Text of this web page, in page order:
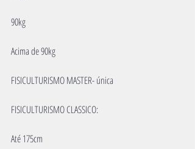
90kg
Acima de 90kg
FISICULTURISMO MASTER- única
FISICULTURISMO CLASSICO:
Até 175cm